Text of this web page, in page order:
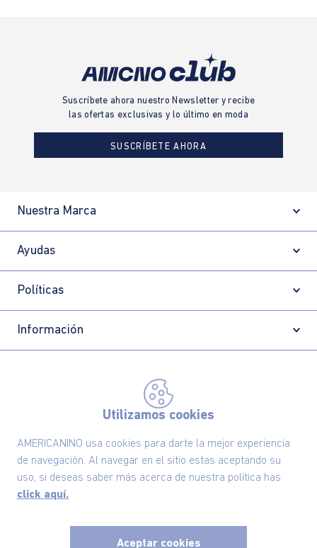
Utilizamos cookies
AMERICANINO usa cookies para darte la mejor experiencia
de navegación. Al navegar en el sitio estas aceptando su
uso, si deseas saber más acerca de nuestra política has
click aquí.
Aceptar cookies
Suscríbete ahora nuestro Newsletter y recibe
las ofertas exclusivas y lo último en moda
SUSCRÍBETE AHORA
Nuestra Marca
Ayudas
Políticas
Información